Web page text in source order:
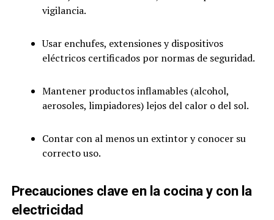
vigilancia.
Usar enchufes, extensiones y dispositivos
eléctricos certificados por normas de seguridad.
Mantener productos inflamables (alcohol,
aerosoles, limpiadores) lejos del calor o del sol.
Contar con al menos un extintor y conocer su
correcto uso.
Precauciones clave en la cocina y con la
electricidad